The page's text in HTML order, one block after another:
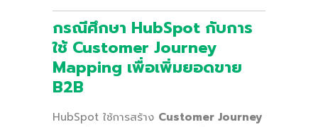
กรณีศึกษา HubSpot กับการ
ใช้ Customer Journey
Mapping เพื่อเพิ่มยอดขาย
B2B
HubSpot ใช้การสร้าง Customer Journey